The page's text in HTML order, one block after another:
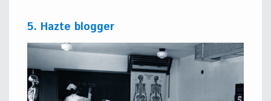
5. Hazte blogger